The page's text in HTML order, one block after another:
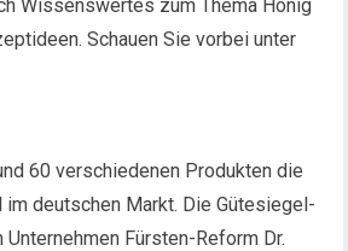
Wissenswertes zum Thema Honig
Schauen Sie vorbei unter
60 verschiedenen Produkten die
deutschen Markt. Die Gütesiegel-
Fürsten-Reform Dr.